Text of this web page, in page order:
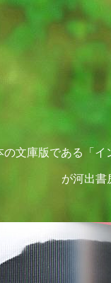
の文庫版である「
が河出書